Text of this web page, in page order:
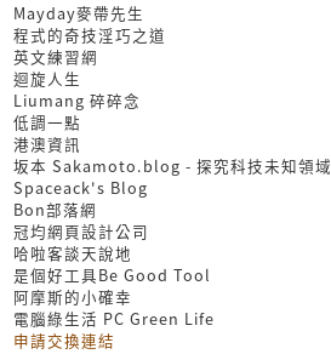
Mayday麥帶先生
程式的奇技淫巧之道
英文練習網
迴旋人生
Liumang 碎碎念
低調一點
港澳資訊
坂本 Sakamoto.blog - 探究科技未知領域
Spaceack's Blog
Bon部落網
冠均網頁設計公司
哈啦客談天說地
是個好工具Be Good Tool
阿摩斯的小確幸
電腦綠生活 PC Green Life
申請交換連結